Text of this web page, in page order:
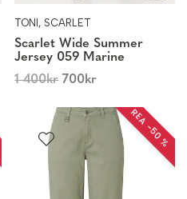
TONI, SCARLET
Scarlet Wide Summer
Jersey 059 Marine
1 400kr 700kr
REA −50 %